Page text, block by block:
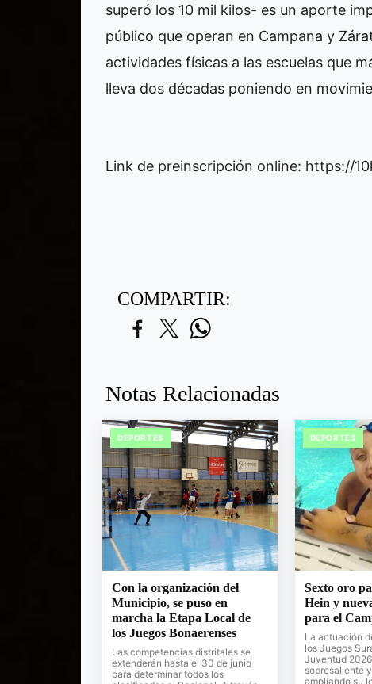
superó los 10 mil kilos- es un aporte
público que operan en Campana y
actividades físicas a las escuelas que
lleva dos décadas poniendo en
Link de preinscripción online: https://
COMPARTIR:
Notas Relacionadas
DEPORTES
Con la organización del
Municipio, se puso en
marcha la Etapa Local de
los Juegos Bonaerenses
Las competencias distritales se
extenderán hasta el 30 de junio
para determinar todos los
DEPORTES
Sexto oro
Hein y
para el
La actuación
los Juegos
Juventud
sobresaliente
ampliando su